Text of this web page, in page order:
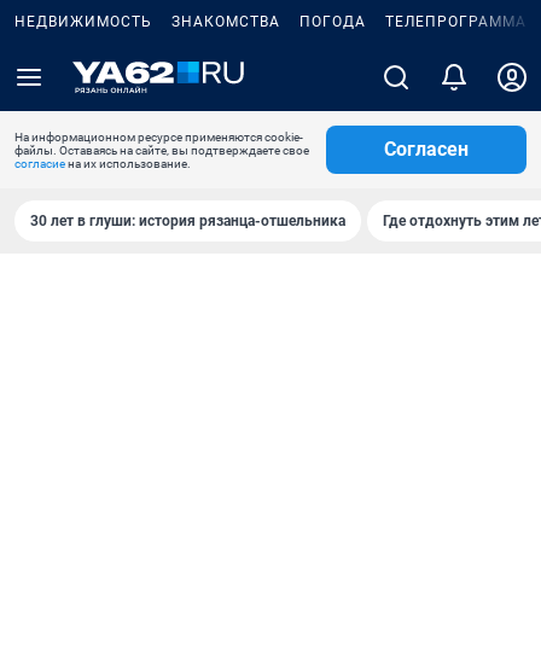
НЕДВИЖИМОСТЬ ЗНАКОМСТВА ПОГОДА ТЕЛЕПРОГРАММА
На информационном ресурсе применяются cookie-
файлы. Оставаясь на сайте, вы подтверждаете свое
согласиена их использование.
Согласен
30 лет в глуши: история рязанца-отшельника Где отдохнуть этим